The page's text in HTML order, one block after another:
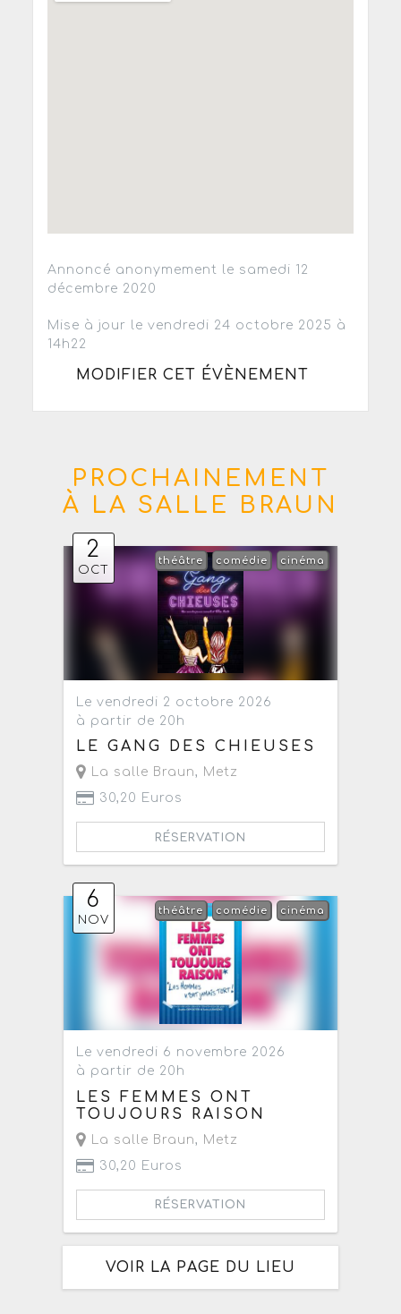
Annoncé anonymement le samedi 12
décembre 2020
Mise à jour le vendredi 24 octobre 2025 à
14h22
MODIFIER CET ÉVÈNEMENT
PROCHAINEMENT
À LA SALLE BRAUN
2
OCT
cinéma
comédie
théâtre
Le vendredi 2 octobre 2026
à partir de 20h
LE GANG DES CHIEUSES
La salle Braun, Metz
30,20 Euros
RÉSERVATION
6
NOV
cinéma
comédie
théâtre
Le vendredi 6 novembre 2026
à partir de 20h
LES FEMMES ONT
TOUJOURS RAISON
La salle Braun, Metz
30,20 Euros
RÉSERVATION
VOIR LA PAGE DU LIEU